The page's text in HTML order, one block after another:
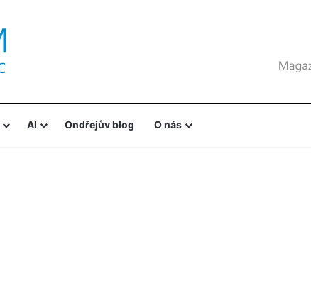
AI Ondřejův blog O nás